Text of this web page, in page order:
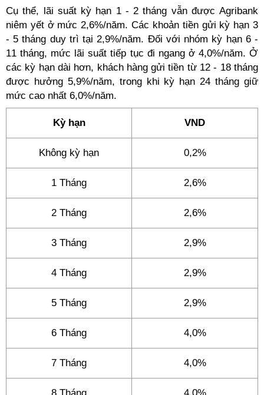
Cụ thể, lãi suất kỳ hạn 1 - 2 tháng vẫn được Agribank
niêm yết ở mức 2,6%/năm. Các khoản tiền gửi kỳ hạn 3
- 5 tháng duy trì tại 2,9%/năm. Đối với nhóm kỳ hạn 6 -
11 tháng, mức lãi suất tiếp tục đi ngang ở 4,0%/năm. Ở
các kỳ hạn dài hơn, khách hàng gửi tiền từ 12 - 18 tháng
được hưởng 5,9%/năm, trong khi kỳ hạn 24 tháng giữ
mức cao nhất 6,0%/năm.
Kỳ hạn VND
Không kỳ hạn 0,2%
1 Tháng 2,6%
2 Tháng 2,6%
3 Tháng 2,9%
4 Tháng 2,9%
5 Tháng 2,9%
6 Tháng 4,0%
7 Tháng 4,0%